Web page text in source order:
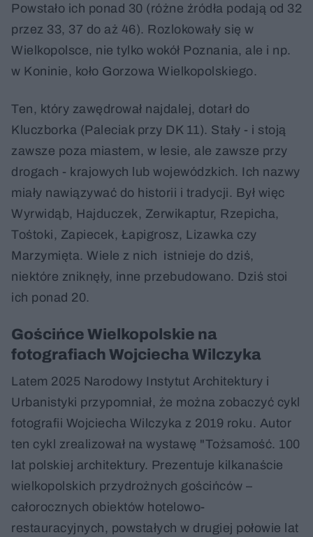
Powstało ich ponad 30 (różne źródła podają od 32
przez 33, 37 do aż 46). Rozlokowały się w
Wielkopolsce, nie tylko wokół Poznania, ale i np.
w Koninie, koło Gorzowa Wielkopolskiego.
Ten, który zawędrował najdalej, dotarł do
Kluczborka (Paleciak przy DK 11). Stały - i stoją
zawsze poza miastem, w lesie, ale zawsze przy
drogach - krajowych lub wojewódzkich. Ich nazwy
miały nawiązywać do historii i tradycji. Był więc
Wyrwidąb, Hajduczek, Zerwikaptur, Rzepicha,
Tośtoki, Zapiecek, Łapigrosz, Lizawka czy
Marzymięta. Wiele z nich istnieje do dziś,
niektóre zniknęły, inne przebudowano. Dziś stoi
ich ponad 20.
Gościńce Wielkopolskie na
fotografiach Wojciecha Wilczyka
Latem 2025 Narodowy Instytut Architektury i
Urbanistyki przypomniał, że można zobaczyć cykl
fotografii Wojciecha Wilczyka z 2019 roku. Autor
ten cykl zrealizował na wystawę "Tożsamość. 100
lat polskiej architektury. Prezentuje kilkanaście
wielkopolskich przydrożnych gościńców –
całorocznych obiektów hotelowo-
restauracyjnych, powstałych w drugiej połowie lat